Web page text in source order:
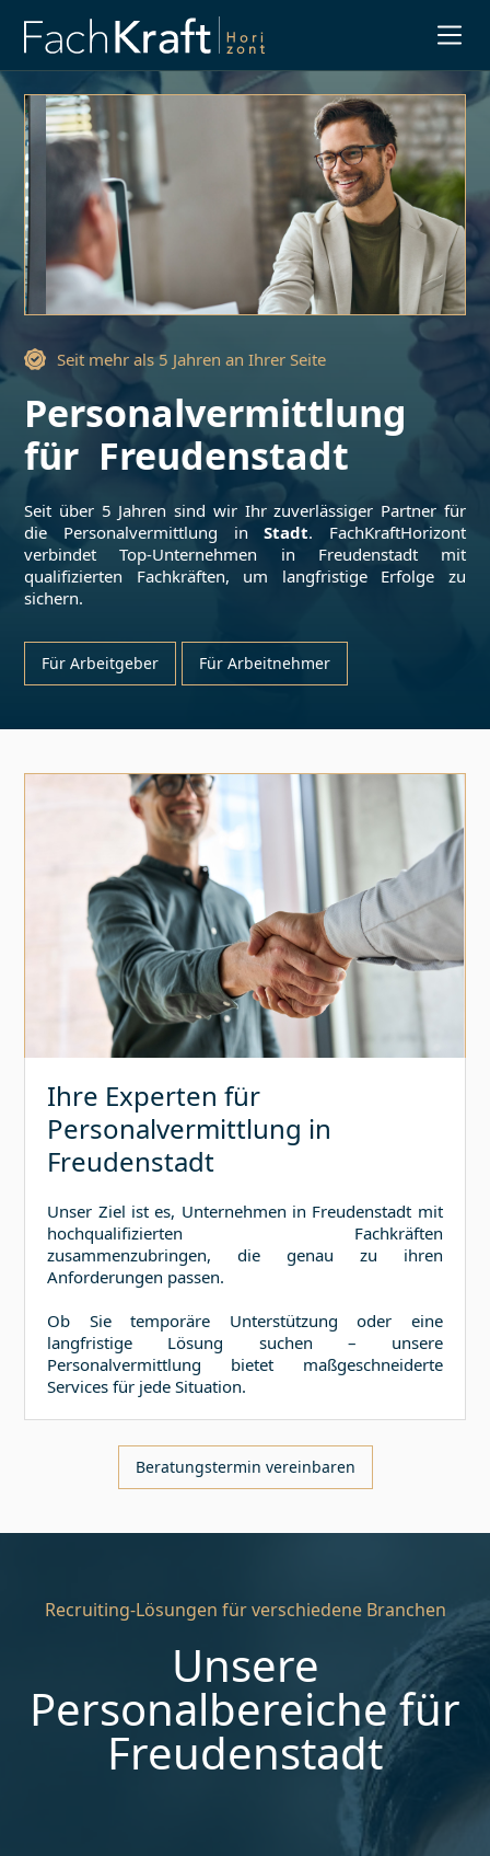
Seit mehr als 5 Jahren an Ihrer Seite
Personalvermittlung
für Freudenstadt
Seit über 5 Jahren sind wir Ihr zuverlässiger Partner für
die Personalvermittlung inStadt. FachKraftHorizont
verbindet Top-Unternehmen in Freudenstadtmit
qualifizierten Fachkräften, um langfristige Erfolge zu
sichern.
Für Arbeitgeber Für Arbeitnehmer
Slide 3 of 3.
Ihre Experten für
Personalvermittlung in
Freudenstadt
Unser Ziel ist es, Unternehmen in Freudenstadt mit
hochqualifizierten Fachkräften
zusammenzubringen, die genau zu ihren
Anforderungen passen.
Ob Sie temporäre Unterstützung oder eine
langfristige Lösung suchen – unsere
Personalvermittlung bietet maßgeschneiderte
Services für jede Situation.
Beratungstermin vereinbaren
Recruiting-Lösungen für verschiedene Branchen
Unsere
Personalbereiche für
Freudenstadt